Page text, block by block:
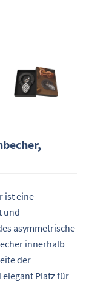
ist eine
und
asymmetrische
innerhalb
der
elegant Platz für